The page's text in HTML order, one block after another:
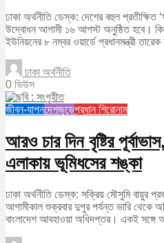
ঢাকা অর্থনীতি ডেস্ক: দেশের বহুল প্রতীক্ষিত
উদ্বোধন আগামী ১৬ আগস্ট অনুষ্ঠিত হবে।
ইউনিয়নের ৮ নম্বর ওয়ার্ডে প্রধানমন্ত্রী
ঢাকা অর্থনীতি
0 ভিউস
জীবন-যাপনদেশজুড়েপ্রধান শিরোনাম
আরও চার দিন বৃষ্টির
এলাকায় ভূমিধসের শঙ্কা
ঢাকা অর্থনীতি ডেস্ক: সক্রিয় মৌসুমি বায়ুর
আগামীকাল শুক্রবার দুপুর পর্যন্ত ভারি থেকে
বাংলাদেশ আবহাওয়া অধিদপ্তর। একই সঙ্গে